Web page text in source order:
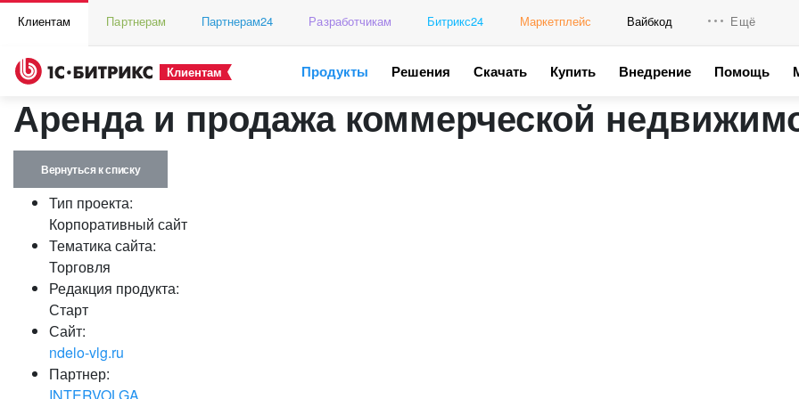
Клиентам Партнерам Партнерам24 Разработчикам Битрикс24 Маркетплейс Вайбкод Ещё
Клиентам Продукты Решения Скачать Купить Внедрение Помощь
Аренда и продажа коммерческой
Вернуться к списку
Тип проекта:
Корпоративный сайт
Тематика сайта:
Торговля
Редакция продукта:
Старт
Сайт:
ndelo-vlg.ru
Партнер: